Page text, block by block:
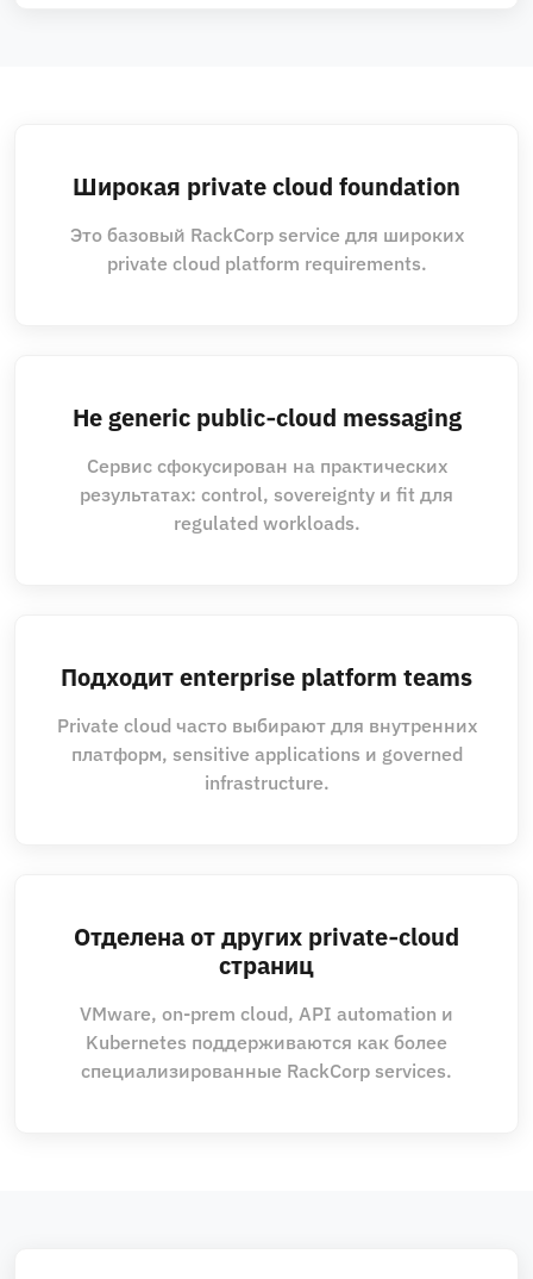
Широкая private cloud foundation
Это базовый RackCorp service для широких
private cloud platform requirements.
Не generic public‑cloud messaging
Сервис сфокусирован на практических
результатах: control, sovereignty и fit для
regulated workloads.
Подходит enterprise platform teams
Private cloud часто выбирают для внутренних
платформ, sensitive applications и governed
infrastructure.
Отделена от других private‑cloud
страниц
VMware, on-prem cloud, API automation и
Kubernetes поддерживаются как более
специализированные RackCorp services.